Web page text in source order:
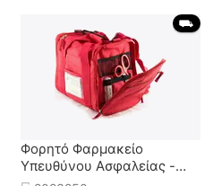
⛟
Φορητό Φαρμακείο
Υπευθύνου Ασφαλείας -